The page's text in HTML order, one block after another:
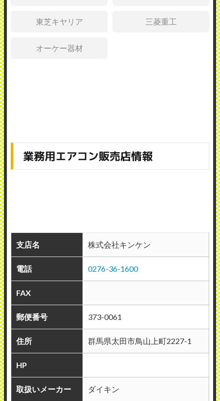
東芝キヤリア 三菱重工
オーケー器材
業務用エアコン販売店情報
支店名 株式会社キンケン
電話 0276-36-1600
FAX
郵便番号 373-0061
住所 群馬県太田市鳥山上町2227-1
HP
取扱いメーカー ダイキン